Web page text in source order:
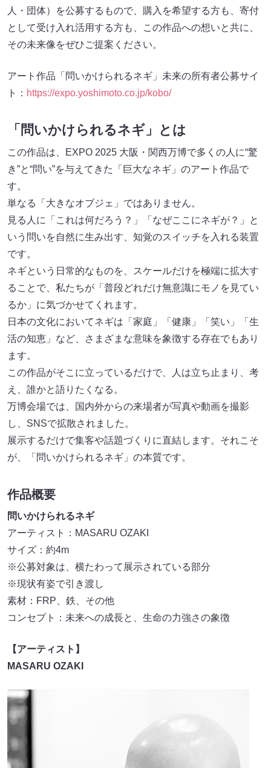
人・団体）を公募するもので、購入を希望する方も、寄付
として受け入れ活用する方も、この作品への想いと共に、
その未来像をぜひご提案ください。
アート作品「問いかけられるネギ」未来の所有者公募サイ
ト： https://expo.yoshimoto.co.jp/kobo/
「問いかけられるネギ」とは
この作品は、EXPO 2025 大阪・関西万博で多くの人に“驚
き”と“問い”を与えてきた「巨大なネギ」のアート作品で
す。
単なる「大きなオブジェ」ではありません。
見る人に「これは何だろう？」「なぜここにネギが？」と
いう問いを自然に生み出す、知覚のスイッチを入れる装置
です。
ネギという日常的なものを、スケールだけを極端に拡大す
ることで、私たちが「普段どれだけ無意識にモノを見てい
るか」に気づかせてくれます。
日本の文化においてネギは「家庭」「健康」「笑い」「生
活の知恵」など、さまざまな意味を象徴する存在でもあり
ます。
この作品がそこに立っているだけで、人は立ち止まり、考
え、誰かと語りたくなる。
万博会場では、国内外からの来場者が写真や動画を撮影
し、SNSで拡散されました。
展示するだけで集客や話題づくりに直結します。それこそ
が、「問いかけられるネギ」の本質です。
作品概要
問いかけられるネギ
アーティスト：MASARU OZAKI
サイズ：約4m
※公募対象は、横たわって展示されている部分
※現状有姿で引き渡し
素材：FRP、鉄、その他
コンセプト：未来への成長と、生命の力強さの象徴
【アーティスト】
MASARU OZAKI